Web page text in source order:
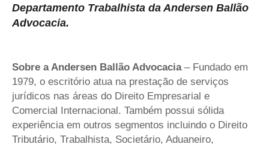
Departamento Trabalhista da Andersen Ballão
Advocacia.
Sobre a Andersen Ballão Advocacia– Fundado em
1979, o escritório atua na prestação de serviços
jurídicos nas áreas do Direito Empresarial e
Comercial Internacional. Também possui sólida
experiência em outros segmentos incluindo o Direito
Tributário, Trabalhista, Societário, Aduaneiro,